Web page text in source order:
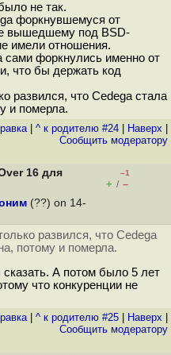
не так.
форкнувшемуся от
вышедшему под BSD-
имели отношения.
сами форкнулись именно от
что бы держать код
развился, что Cedega стала
и померла.
| ^ к родителю #24 Наверх
Cообщить модератору
16 для
–1
+ / –
(??) on 14-
развился, что Cedega
потому и померла.
сказать. А потом было 5 лет
что конкуренции не
| ^ к родителю #25 Наверх
Cообщить модератору